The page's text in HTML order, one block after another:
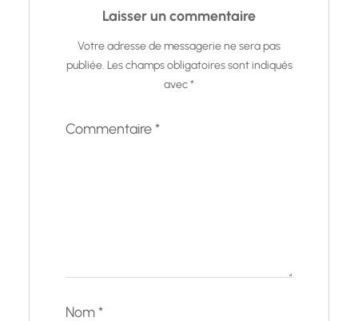
Laisser un commentaire
Votre adresse de messagerie ne sera pas
publiée. Les champs obligatoires sont indiqués
avec*
Commentaire*
Nom*